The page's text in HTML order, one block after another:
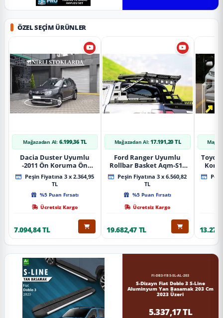
ÖZEL SEÇIM ÜRÜNLER
Mağazadan Al: 6.199,36 TL
Dacia Duster Uyumlu
-2011 Ön Koruma Ön
Tekli Koruma
Peşin Fiyatına 3 x 2.364,95
TL
%5 Puan Fırsatı
Ücretsiz Kargo
7.094,84 TL
Mağazadan Al: 17.191,20 TL
Ford Ranger Uyumlu
Rollbar Basket Aqm-S10
2015+ Uyumlu
Peşin Fiyatına 3 x 6.560,82
TL
%5 Puan Fırsatı
Ücretsiz Kargo
19.682,47 TL
FI-DB3-YBS-SL-AL-203
S-Dizayn Fiat Doblo 3 S-Line
Aluminyum Yan Basamak 203 Cm
2023 Üzeri
5.337,17 TL